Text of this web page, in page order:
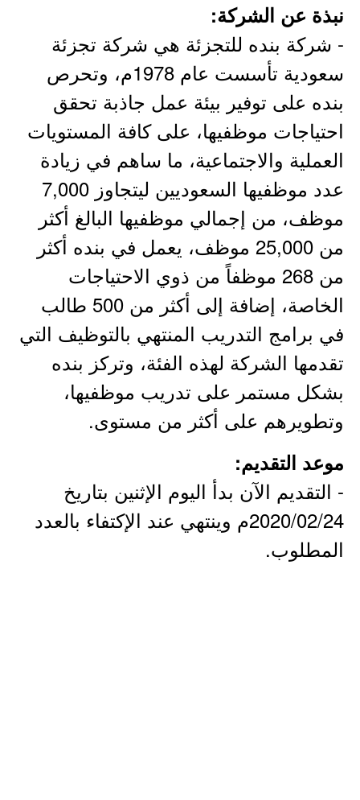
نبذة عن الشركة:
- شركة بنده للتجزئة هي شركة تجزئة
سعودية تأسست عام 1978م، وتحرص
بنده على توفير بيئة عمل جاذبة تحقق
احتياجات موظفيها، على كافة المستويات
العملية والاجتماعية، ما ساهم في زيادة
عدد موظفيها السعوديين ليتجاوز 7,000
موظف، من إجمالي موظفيها البالغ أكثر
من 25,000 موظف، يعمل في بنده أكثر
من 268 موظفاً من ذوي الاحتياجات
الخاصة، إضافة إلى أكثر من 500 طالب
في برامج التدريب المنتهي بالتوظيف التي
تقدمها الشركة لهذه الفئة، وتركز بنده
بشكل مستمر على تدريب موظفيها،
وتطويرهم على أكثر من مستوى.
موعد التقديم:
- التقديم الآن بدأ اليوم الإثنين بتاريخ
2020/02/24م وينتهي عند الإكتفاء بالعدد
المطلوب.